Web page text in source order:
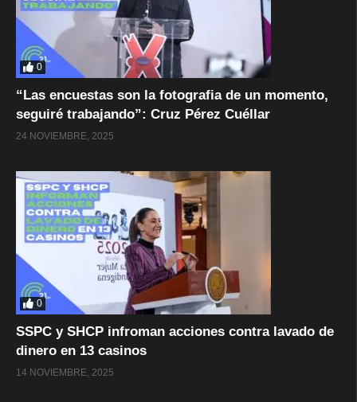
0
“Las encuestas son la fotografia de un momento,
seguiré trabajando”: Cruz Pérez Cuéllar
24 NOVIEMBRE, 2025
0
SSPC y SHCP infroman acciones contra lavado de
dinero en 13 casinos
14 NOVIEMBRE, 2025